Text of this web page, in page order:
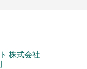
株式会社